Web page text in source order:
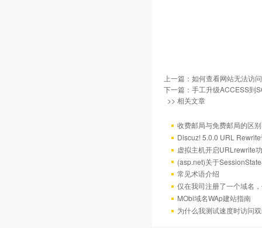
上一篇： 如何查看网站无法访
下一篇： 手工升级ACCESS到
>> 相关文章
收费邮局与免费邮局的区别
Discuz! 5.0.0 URL
虚拟主机开启URLrewrite
(asp.net)关于
常见术语介绍
仅在我司注册了一个域名
MObi域名WAp建站指南
为什么我测试速度时访问